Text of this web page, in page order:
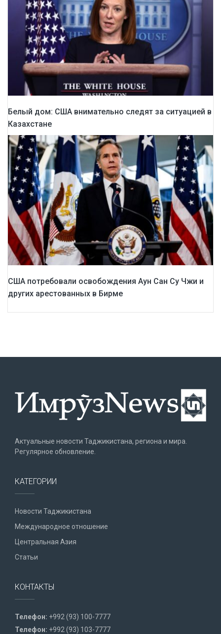
Белый дом: США внимательно следят за ситуацией в
Казахстане
США потребовали освобождения Аун Сан Су Чжи и
других арестованных в Бирме
Актуальные новости Таджикистана, региона и мира.
Регулярное обновление.
КАТЕГОРИИ
Новости Таджикистана
Международное отношение
Центральная Азия
Статьи
КОНТАКТЫ
Телефон: +992 (93) 100-7777
Телефон: +992 (93) 103-7777